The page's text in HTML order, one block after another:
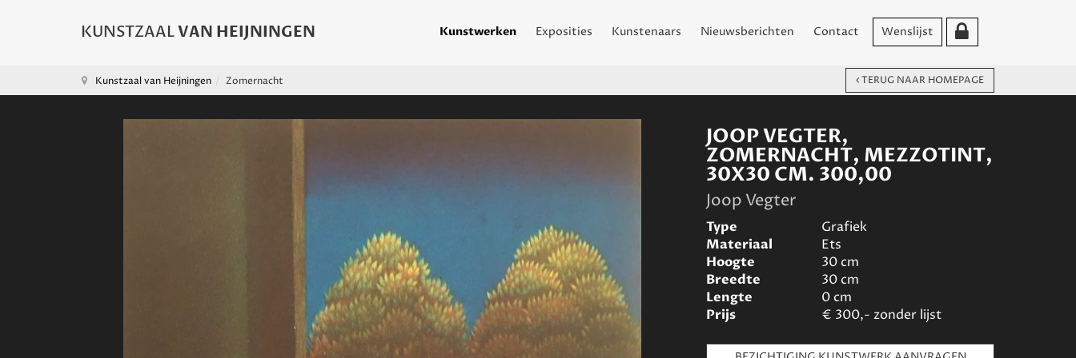
Kunstwerken Exposities Kunstenaars Nieuwsberichten Contact Wenslijst
Kunstzaal van Heijningen Zomernacht TERUG NAAR HOMEPAGE
JOOP VEGTER,
ZOMERNACHT, MEZZOTINT,
30X30 CM. 300,00
Joop Vegter
Type
Grafiek
Materiaal
Ets
Hoogte
30cm
Breedte
30cm
Lengte
0cm
Prijs
€ 300,- zonder lijst